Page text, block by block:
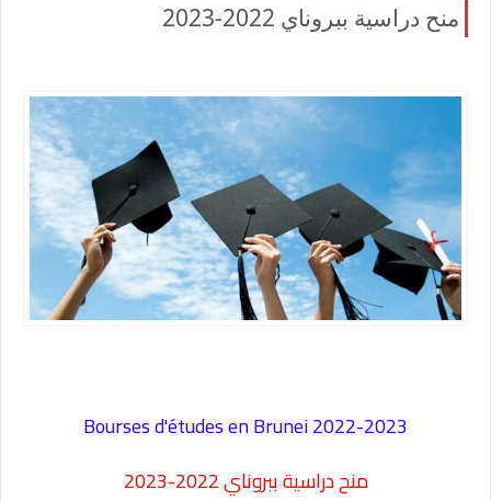
منح دراسية ببروناي 2022-2023
Bourses d'études en Brunei 2022-2023
منح دراسية ببروناي 2022-2023